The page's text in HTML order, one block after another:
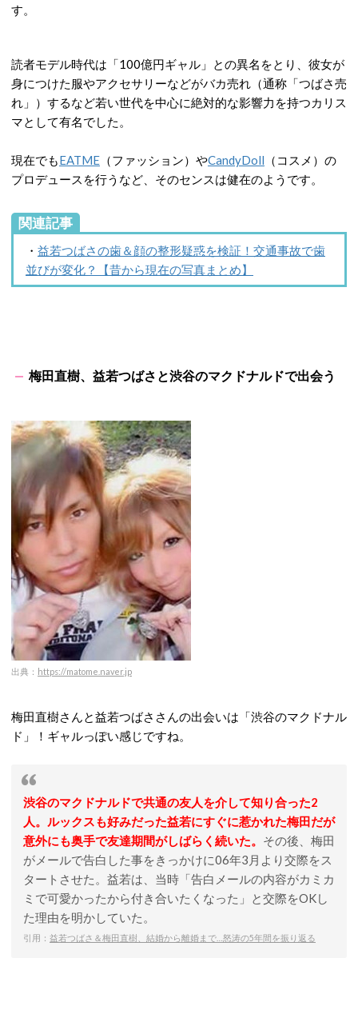
す。
読者モデル時代は「100億円ギャル」との異名をとり、彼女が
身につけた服やアクセサリーなどがバカ売れ（通称「つばさ売
れ」）するなど若い世代を中心に絶対的な影響力を持つカリス
マとして有名でした。
現在でもEATME （ファッション）やCandyDoll （コスメ）の
プロデュースを行うなど、そのセンスは健在のようです。
関連記事
・ 益若つばさの歯＆顔の整形疑惑を検証！交通事故で歯
並びが変化？【昔から現在の写真まとめ】
梅田直樹、益若つばさと渋谷のマクドナルドで出会う
出典： https://matome.naver.jp
梅田直樹さんと益若つばささんの出会いは「渋谷のマクドナル
ド」！ギャルっぽい感じですね。
渋谷のマクドナルドで共通の友人を介して知り合った2
人。ルックスも好みだった益若にすぐに惹かれた梅田だが
意外にも奥手で友達期間がしばらく続いた。 その後、梅田
がメールで告白した事をきっかけに06年3月より交際をス
タートさせた。益若は、当時「告白メールの内容がカミカ
ミで可愛かったから付き合いたくなった」と交際をOKし
た理由を明かしていた。
引用： 益若つばさ＆梅田直樹、結婚から離婚まで…怒涛の5年間を振り返る